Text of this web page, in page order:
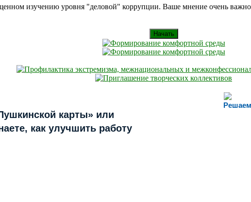
изучению уровня "деловой" коррупции. Ваше мнение очень
Начать
карты» или
как улучшить работу